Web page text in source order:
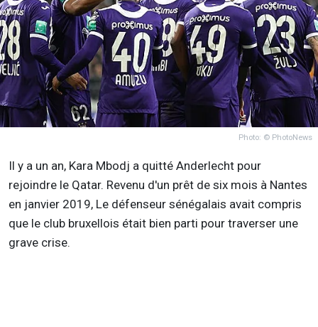
Photo: © PhotoNews
Il y a un an, Kara Mbodj a quitté Anderlecht pour
rejoindre le Qatar. Revenu d'un prêt de six mois à Nantes
en janvier 2019, Le défenseur sénégalais avait compris
que le club bruxellois était bien parti pour traverser une
grave crise.